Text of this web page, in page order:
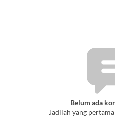
Belum ada
Jadilah yang